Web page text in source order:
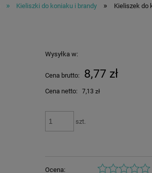
» Kieliszki do koniaku i brandy » Kieliszek do
Wysyłka w:
Cena brutto: 8,77 zł
Cena netto: 7,13 zł
szt.
Ocena: